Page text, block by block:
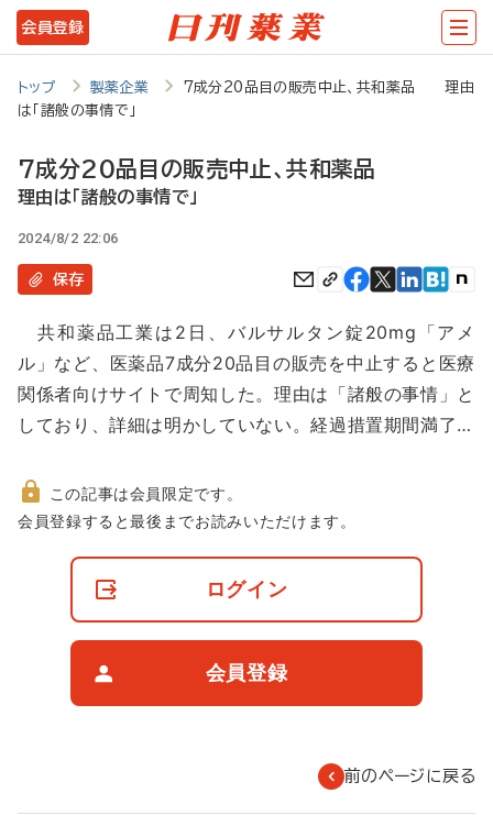
メ
イ
テ
ツ
に
動
会員登録
トップ 製薬企業
7成分20品目の販売中止、共和薬品 理由
は「諸般の事情で」
7成分20品目の販売中止、共和薬品
理由は「諸般の事情で」
2024/8/2 22:06
保存
共和薬品工業は2日、バルサルタン錠20mg「アメ
ル」など、医薬品7成分20品目の販売を中止すると医療
関係者向けサイトで周知した。理由は「諸般の事情」と
しており、詳細は明かしていない。経過措置期間満了…
非
この記事は会員限定です。
会員登録すると最後までお読みいただけます。
ログイン
会員登録
前のページに戻る